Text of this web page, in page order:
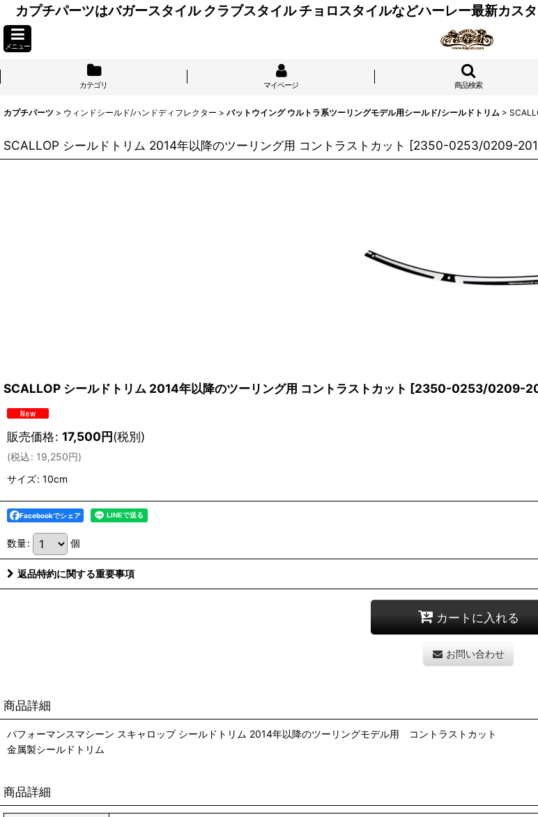
カプチパーツはバガースタイル クラブスタイル チョロスタイルなどハーレー最新カス
メニュー
カテゴリ マイページ 商品検索
カプチパーツ > ウィンドシールド/ハンドディフレクター > バットウイング ウルトラ系ツーリングモデル用シールド/シールドトリム >
SCALLOP シールドトリム 2014年以降のツーリング用 コントラストカット [2350-0253/0209-
SCALLOP シールドトリム 2014年以降のツーリング用 コントラストカット [2350-0253/0209-
販売価格: 17,500円(税別)
(税込: 19,250円)
サイズ: 10cm
Facebookでシェア
数量: 個
返品特約に関する重要事項
カートに入れる
お問い合わせ
商品詳細
パフォーマンスマシーン スキャロップ シールドトリム 2014年以降のツーリングモデル用 コントラストカット
金属製シールドトリム
商品詳細